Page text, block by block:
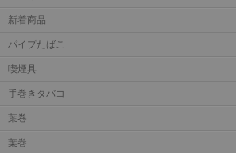
新着商品
パイプたばこ
喫煙具
手巻きタバコ
葉巻
葉巻